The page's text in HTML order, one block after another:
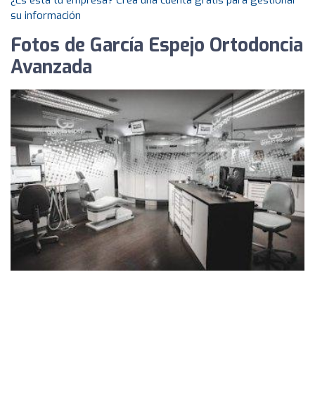
su información
Fotos de García Espejo Ortodoncia
Avanzada